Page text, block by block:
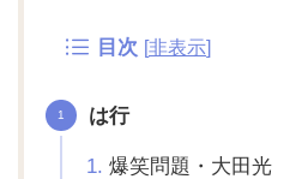
目次 [非表示]
は行
爆笑問題・大田光